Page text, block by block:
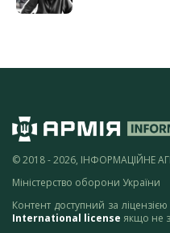
© 2018 - 2026, ІНФОРМАЦІЙНЕ
Міністерство оборони України
Контент доступний за ліцензією
International license якщо не